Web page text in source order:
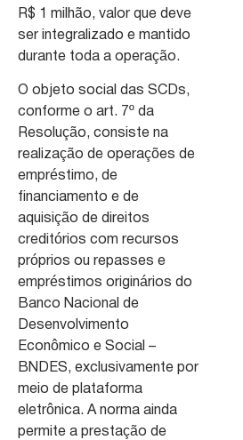
R$ 1 milhão, valor que deve
ser integralizado e mantido
durante toda a operação.
O objeto social das SCDs,
conforme o art. 7º da
Resolução, consiste na
realização de operações de
empréstimo, de
financiamento e de
aquisição de direitos
creditórios com recursos
próprios ou repasses e
empréstimos originários do
Banco Nacional de
Desenvolvimento
Econômico e Social –
BNDES, exclusivamente por
meio de plataforma
eletrônica. A norma ainda
permite a prestação de